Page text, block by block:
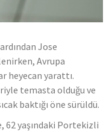
Jose
Avrupa
heyecan yarattı.
temasta olduğu ve
baktığı öne sürüldü.
62 yaşındaki Portekizli